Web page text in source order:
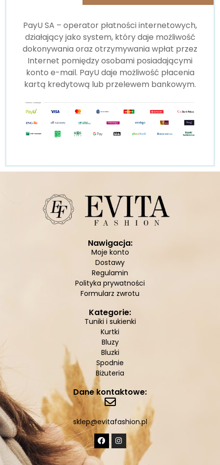
PayU SA – operator płatności internetowych,
działający jako system, który daje możliwość
dokonywania oraz otrzymywania wpłat przez
Internet pomiędzy osobami posiadającymi
konto e-mail. PayU daje możliwość płacenia
kartą kredytową lub przelewem bankowym.
Nawigacja:
Moje konto
Dostawy
Regulamin
Polityka prywatności
Formularz zwrotu
Kategorie:
Tuniki i sukienki
Kurtki
Bluzy
Bluzki
Spodnie
Biżuteria
Dane kontaktowe:
sklep@evitafashion.pl